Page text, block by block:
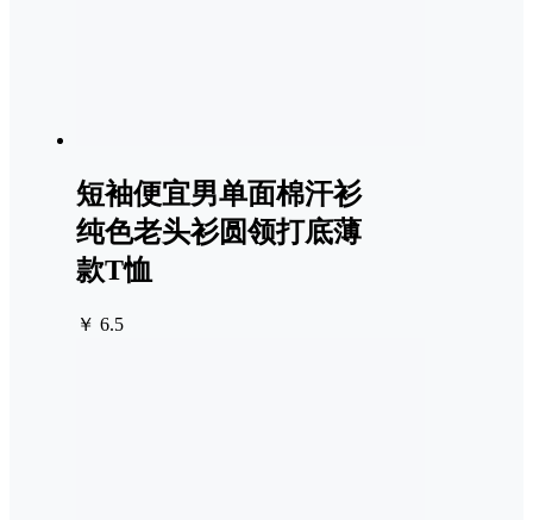
短袖便宜男单面棉汗衫
纯色老头衫圆领打底薄
款T恤
￥ 6.5